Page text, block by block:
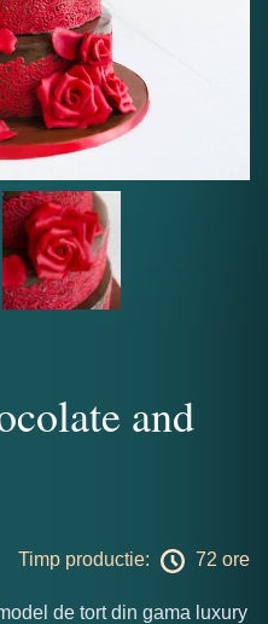
and
Timp productie: 72 ore
de tort din gama luxury